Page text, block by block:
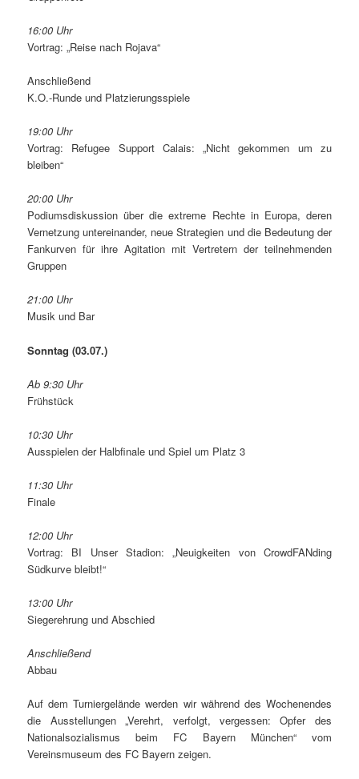
16:00 Uhr
Vortrag: „Reise nach Rojava“
Anschließend
K.O.-Runde und Platzierungsspiele
19:00 Uhr
Vortrag: Refugee Support Calais: „Nicht gekommen um zu
bleiben“
20:00 Uhr
Podiumsdiskussion über die extreme Rechte in Europa, deren
Vernetzung untereinander, neue Strategien und die Bedeutung der
Fankurven für ihre Agitation mit Vertretern der teilnehmenden
Gruppen
21:00 Uhr
Musik und Bar
Sonntag (03.07.)
Ab 9:30 Uhr
Frühstück
10:30 Uhr
Ausspielen der Halbfinale und Spiel um Platz 3
11:30 Uhr
Finale
12:00 Uhr
Vortrag: BI Unser Stadion: „Neuigkeiten von CrowdFANding
Südkurve bleibt!“
13:00 Uhr
Siegerehrung und Abschied
Anschließend
Abbau
Auf dem Turniergelände werden wir während des Wochenendes
die Ausstellungen „Verehrt, verfolgt, vergessen: Opfer des
Nationalsozialismus beim FC Bayern München“ vom
Vereinsmuseum des FC Bayern zeigen.